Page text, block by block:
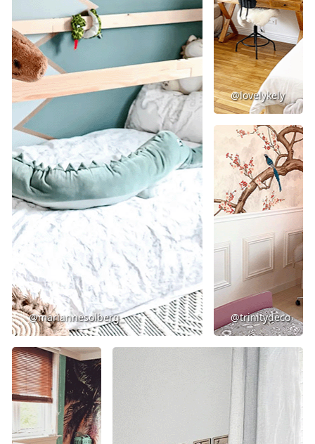
@mariannesolberg_
@lovelykely
@trinitydeco